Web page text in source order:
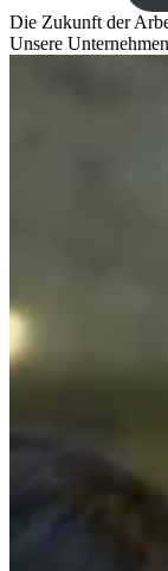
Die Zukunft der
Unsere